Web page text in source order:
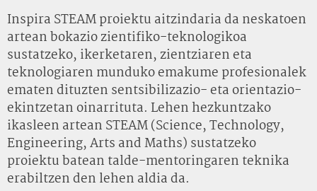
Inspira STEAM proiektu aitzindaria da neskatoen
artean bokazio zientifiko-teknologikoa
sustatzeko, ikerketaren, zientziaren eta
teknologiaren munduko emakume profesionalek
ematen dituzten sentsibilizazio- eta orientazio-
ekintzetan oinarrituta. Lehen hezkuntzako
ikasleen artean STEAM (Science, Technology,
Engineering, Arts and Maths) sustatzeko
proiektu batean talde-mentoringaren teknika
erabiltzen den lehen aldia da.